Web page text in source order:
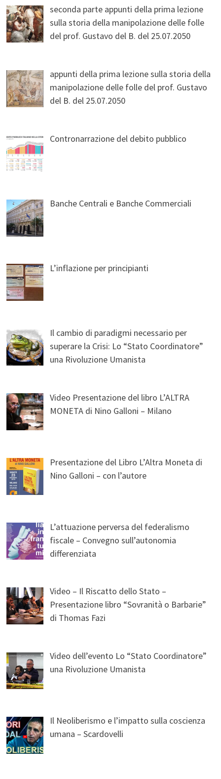
seconda parte appunti della prima lezione
sulla storia della manipolazione delle folle
del prof. Gustavo del B. del 25.07.2050
appunti della prima lezione sulla storia della
manipolazione delle folle del prof. Gustavo
del B. del 25.07.2050
Contronarrazione del debito pubblico
Banche Centrali e Banche Commerciali
L’inflazione per principianti
Il cambio di paradigmi necessario per
superare la Crisi: Lo “Stato Coordinatore”
una Rivoluzione Umanista
Video Presentazione del libro L’ALTRA
MONETA di Nino Galloni – Milano
Presentazione del Libro L’Altra Moneta di
Nino Galloni – con l’autore
L’attuazione perversa del federalismo
fiscale – Convegno sull’autonomia
differenziata
Video – Il Riscatto dello Stato –
Presentazione libro “Sovranità o Barbarie”
di Thomas Fazi
Video dell’evento Lo “Stato Coordinatore”
una Rivoluzione Umanista
Il Neoliberismo e l’impatto sulla coscienza
umana – Scardovelli